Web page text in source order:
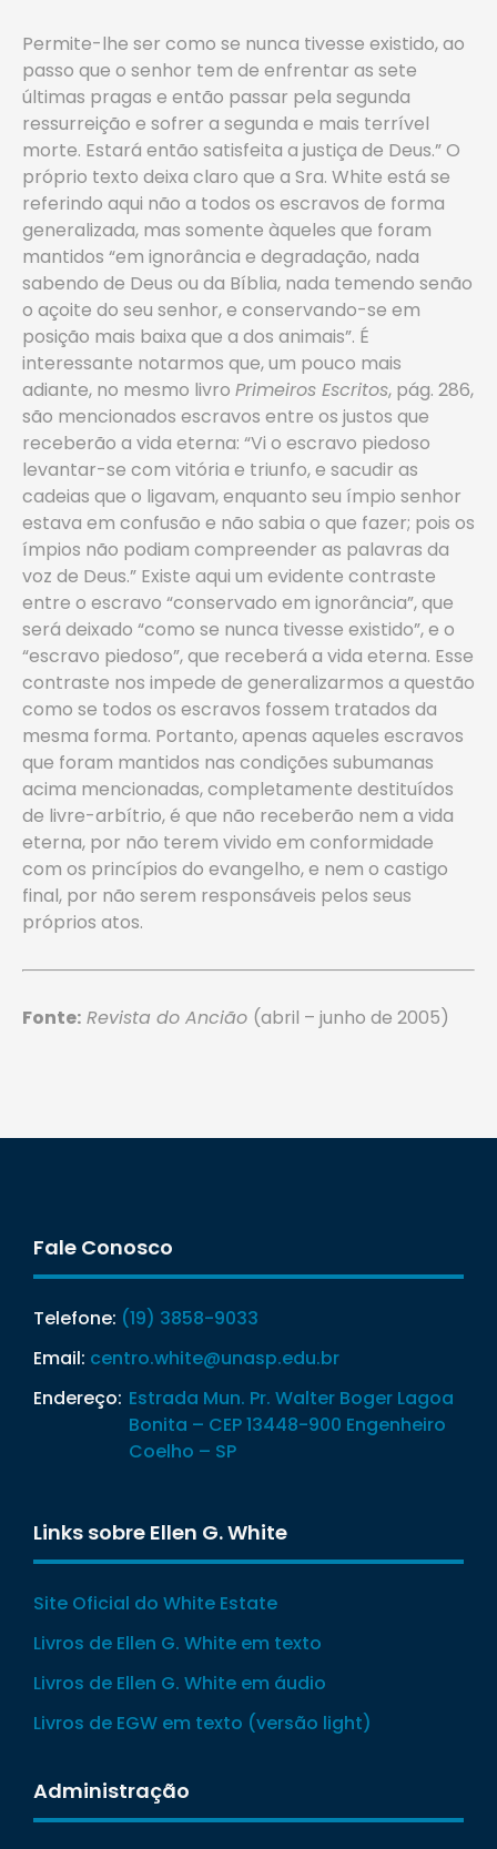
Permite-lhe ser como se nunca tivesse existido, ao
passo que o senhor tem de enfrentar as sete
últimas pragas e então passar pela segunda
ressurreição e sofrer a segunda e mais terrível
morte. Estará então satisfeita a justiça de Deus.” O
próprio texto deixa claro que a Sra. White está se
referindo aqui não a todos os escravos de forma
generalizada, mas somente àqueles que foram
mantidos “em ignorância e degradação, nada
sabendo de Deus ou da Bíblia, nada temendo senão
o açoite do seu senhor, e conservando-se em
posição mais baixa que a dos animais”. É
interessante notarmos que, um pouco mais
adiante, no mesmo livro Primeiros Escritos, pág. 286,
são mencionados escravos entre os justos que
receberão a vida eterna: “Vi o escravo piedoso
levantar-se com vitória e triunfo, e sacudir as
cadeias que o ligavam, enquanto seu ímpio senhor
estava em confusão e não sabia o que fazer; pois os
ímpios não podiam compreender as palavras da
voz de Deus.” Existe aqui um evidente contraste
entre o escravo “conservado em ignorância”, que
será deixado “como se nunca tivesse existido”, e o
“escravo piedoso”, que receberá a vida eterna. Esse
contraste nos impede de generalizarmos a questão
como se todos os escravos fossem tratados da
mesma forma. Portanto, apenas aqueles escravos
que foram mantidos nas condições subumanas
acima mencionadas, completamente destituídos
de livre-arbítrio, é que não receberão nem a vida
eterna, por não terem vivido em conformidade
com os princípios do evangelho, e nem o castigo
final, por não serem responsáveis pelos seus
próprios atos.
Fonte: Revista do Ancião (abril – junho de 2005)
Fale Conosco
Telefone: (19) 3858-9033
Email: centro.white@unasp.edu.br
Endereço: Estrada Mun. Pr. Walter Boger Lagoa
Bonita – CEP 13448-900 Engenheiro
Coelho – SP
Links sobre Ellen G. White
Site Oficial do White Estate
Livros de Ellen G. White em texto
Livros de Ellen G. White em áudio
Livros de EGW em texto (versão light)
Administração